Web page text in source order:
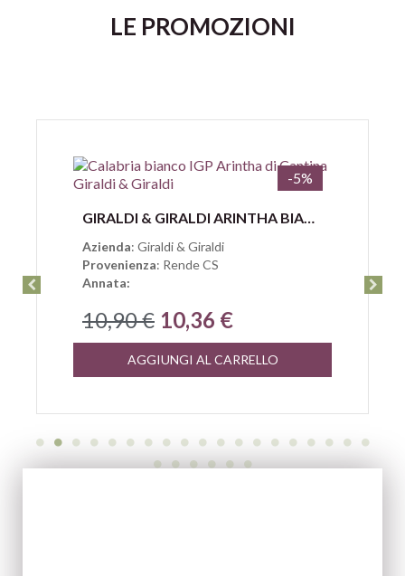
LE PROMOZIONI
Anteprima
-5%
GIRALDI & GIRALDI ARINTHA BIANCO CALABRIA IGP
Azienda: Giraldi & Giraldi
Provenienza: Rende CS
Annata:
10,90 € 10,36 €
AGGIUNGI AL CARRELLO